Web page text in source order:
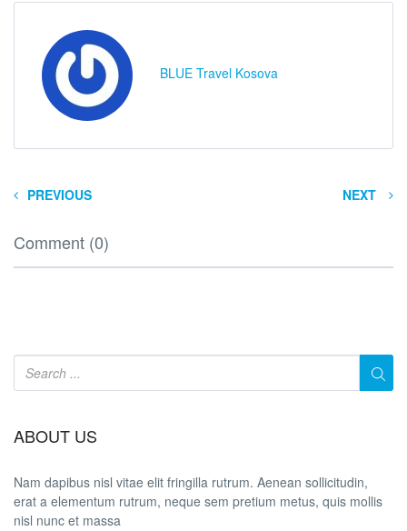
BLUE Travel Kosova
PREVIOUS NEXT
Comment (0)
ABOUT US
Nam dapibus nisl vitae elit fringilla rutrum. Aenean sollicitudin,
erat a elementum rutrum, neque sem pretium metus, quis mollis
nisl nunc et massa